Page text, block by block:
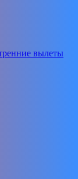
вылеты